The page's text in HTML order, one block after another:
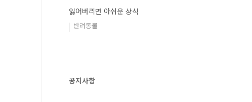
잃어버리면 아쉬운 상식
반려동물
공지사항